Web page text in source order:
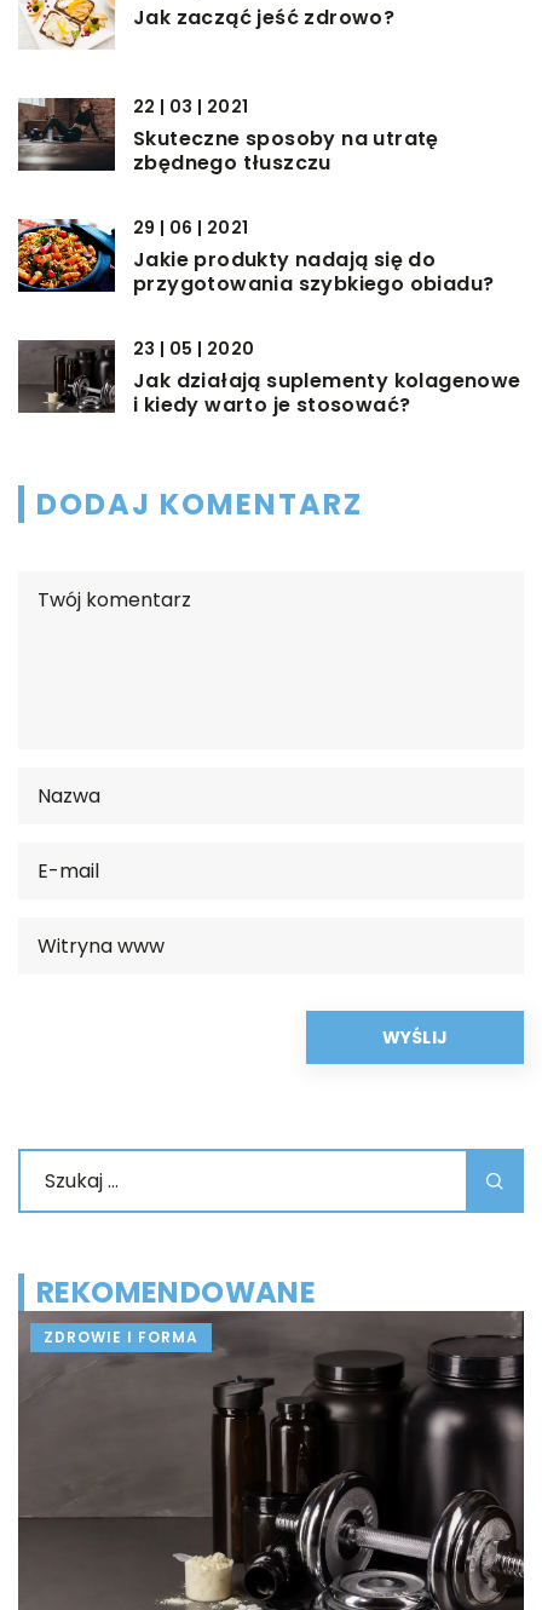
Jak zacząć jeść zdrowo?
22 | 03 | 2021
Skuteczne sposoby na utratę
zbędnego tłuszczu
29 | 06 | 2021
Jakie produkty nadają się do
przygotowania szybkiego obiadu?
23 | 05 | 2020
Jak działają suplementy kolagenowe
i kiedy warto je stosować?
DODAJ KOMENTARZ
REKOMENDOWANE
ZDROWIE I FORMA